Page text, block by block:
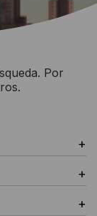
Por
+
+
+